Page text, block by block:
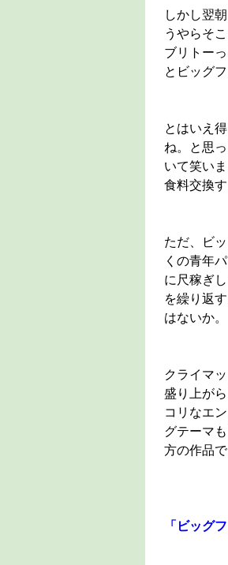
しかし翌
うやらそ
ブリトー
とビッグ
とはいえ
ね。と思
いて笑い
食料交換
ただ、ビ
くの青年
に尺稼ぎ
を繰り返
はないか。
クライマ
盛り上が
コリなエ
グテーマ
方の作品で
「ビッグ